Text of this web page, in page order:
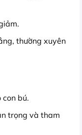
thường xuyên
con bú.
trọng và tham